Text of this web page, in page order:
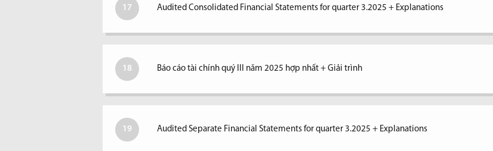
17 Audited Consolidated Financial Statements for quarter 3.2025 + Explanations
18 Báo cáo tài chính quý III năm 2025 hợp nhất + Giải trình
19 Audited Separate Financial Statements for quarter 3.2025 + Explanations